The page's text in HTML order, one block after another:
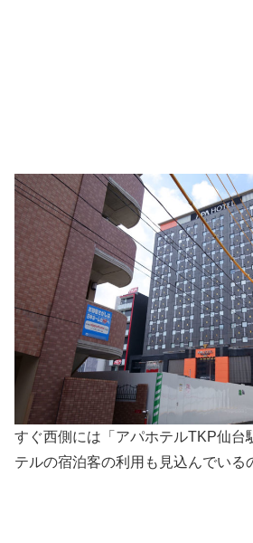
すぐ西側には「アパホテルTKP仙台
テルの宿泊客の利用も見込んでいる